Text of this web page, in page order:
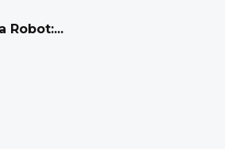
Robot:...